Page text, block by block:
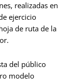
realizadas en
ejercicio
de ruta de la
del público
modelo